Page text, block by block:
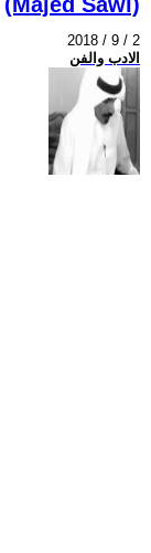
2018 / 9 / 2
الادب والفن